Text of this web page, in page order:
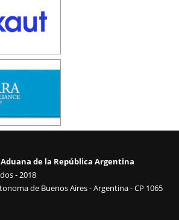
de la República Argentina
- 2018
de Buenos Aires - Argentina - CP 1065